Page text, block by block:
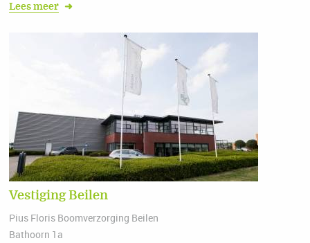
Lees meer ➜
Vestiging Beilen
Pius Floris Boomverzorging Beilen
Bathoorn 1a